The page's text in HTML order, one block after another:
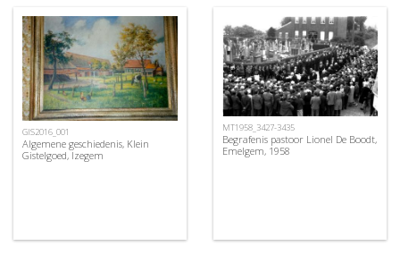
GIS2016_001
Algemene geschiedenis, Klein
Gistelgoed, Izegem
MT1958_3427-3435
Begrafenis pastoor Lionel De Boodt,
Emelgem, 1958